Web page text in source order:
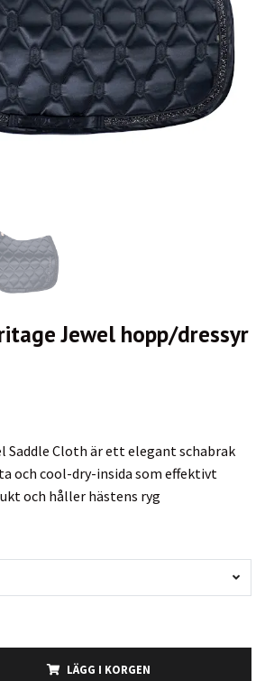
Jewel hopp/dressyr
Saddle Cloth är ett elegant schabrak
och cool-dry-insida som effektivt
och håller hästens ryg
LÄGG I KORGEN